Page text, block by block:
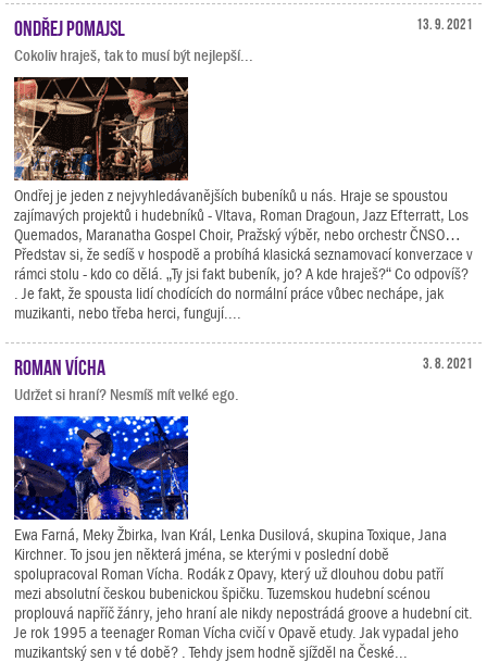
13. 9. 2021
Ondřej Pomajsl
Cokoliv hraješ, tak to musí být nejlepší...
Ondřej je jeden z nejvyhledávanějších bubeníků u nás. Hraje se spoustou
zajímavých projektů i hudebníků - Vltava, Roman Dragoun, Jazz Efterratt, Los
Quemados, Maranatha Gospel Choir, Pražský výběr, nebo orchestr ČNSO…
Představ si, že sedíš v hospodě a probíhá klasická seznamovací konverzace v
rámci stolu - kdo co dělá. „Ty jsi fakt bubeník, jo? A kde hraješ?“ Co odpovíš?
. Je fakt, že spousta lidí chodících do normální práce vůbec nechápe, jak
muzikanti, nebo třeba herci, fungují....
3. 8. 2021
Roman Vícha
Udržet si hraní? Nesmíš mít velké ego.
Ewa Farná, Meky Žbirka, Ivan Král, Lenka Dusilová, skupina Toxique, Jana
Kirchner. To jsou jen některá jména, se kterými v poslední době
spolupracoval Roman Vícha. Rodák z Opavy, který už dlouhou dobu patří
mezi absolutní českou bubenickou špičku. Tuzemskou hudební scénou
proplouvá napříč žánry, jeho hraní ale nikdy nepostrádá groove a hudební cit.
Je rok 1995 a teenager Roman Vícha cvičí v Opavě etudy. Jak vypadal jeho
muzikantský sen v té době? . Tehdy jsem hodně sjížděl na České...